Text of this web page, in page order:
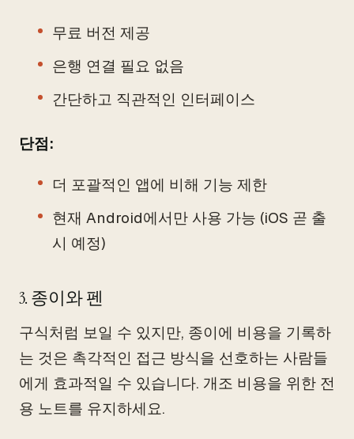
무료 버전 제공
은행 연결 필요 없음
간단하고 직관적인 인터페이스
단점:
더 포괄적인 앱에 비해 기능 제한
현재 Android에서만 사용 가능 (iOS 곧 출
시 예정)
3. 종이와 펜
구식처럼 보일 수 있지만, 종이에 비용을 기록하
는 것은 촉각적인 접근 방식을 선호하는 사람들
에게 효과적일 수 있습니다. 개조 비용을 위한 전
용 노트를 유지하세요.